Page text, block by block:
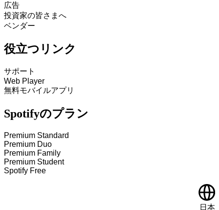
広告
投資家の皆さまへ
ベンダー
役立つリンク
サポート
Web Player
無料モバイルアプリ
Spotifyのプラン
Premium Standard
Premium Duo
Premium Family
Premium Student
Spotify Free
日本